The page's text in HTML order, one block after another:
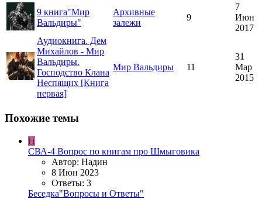
9 книга"Мир
Вальдиры"
Архивные
залежи
9
7
Июн
2017
Аудиокнига. Дем
Михайлов - Мир
Вальдиры.
Господство Клана
Неспящих [Книга
первая]
Мир Вальдиры 11
31
Мар
2015
Похожие темы
Н
СВА-4 Вопрос по книгам про Шмыговика
Автор: Надин
8 Июн 2023
Ответы: 3
Беседка"Вопросы и Ответы"